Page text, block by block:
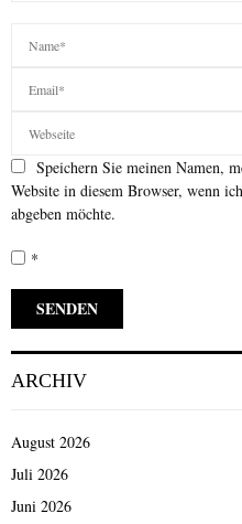
Speichern Sie meinen Namen,
Website in diesem Browser, wenn
abgeben möchte.
*
ARCHIV
August 2026
Juli 2026
Juni 2026